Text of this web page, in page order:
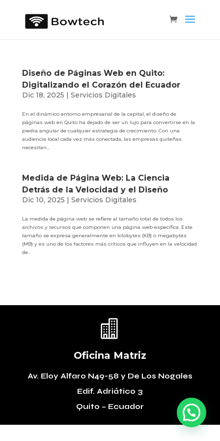
Diseño de Páginas Web en Quito:
Digitalizando el Corazón del Ecuador
Dic 18, 2025 | Servicios Digitales
En el dinámico entorno empresarial de la capital, el diseño de
páginas web en Quito ha dejado de ser un lujo para convertirse en la
piedra angular de cualquier estrategia de crecimiento. Con una
audiencia local cada vez más conectada, las empresas quiteñas
necesitan...
Medida de Página Web: La Ciencia
Detrás de la Velocidad y el Diseño
Dic 10, 2025 | Servicios Digitales
La medida de página web se refiere al tamaño total de todos los
archivos y recursos que componen una página web específica. Este
tamaño se expresa generalmente en kilobytes (KB) o megabytes
(MB) y es uno de los factores más críticos que influyen en la velocidad
de...

Oficina Matriz
Av. Eloy Alfaro N49-58 y De Los Nogales
Edif. Adriático 3
Quito – Ecuador